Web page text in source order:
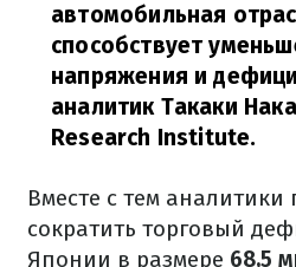
автомобильная
способствует
напряжения и
аналитик Такаки
Research Institute.
Вместе с тем
сократить торговый
Японии в размере 68,5